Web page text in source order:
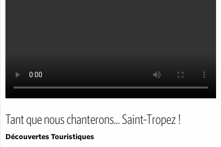
Tant que nous chanterons... Saint-Tropez !
Découvertes Touristiques